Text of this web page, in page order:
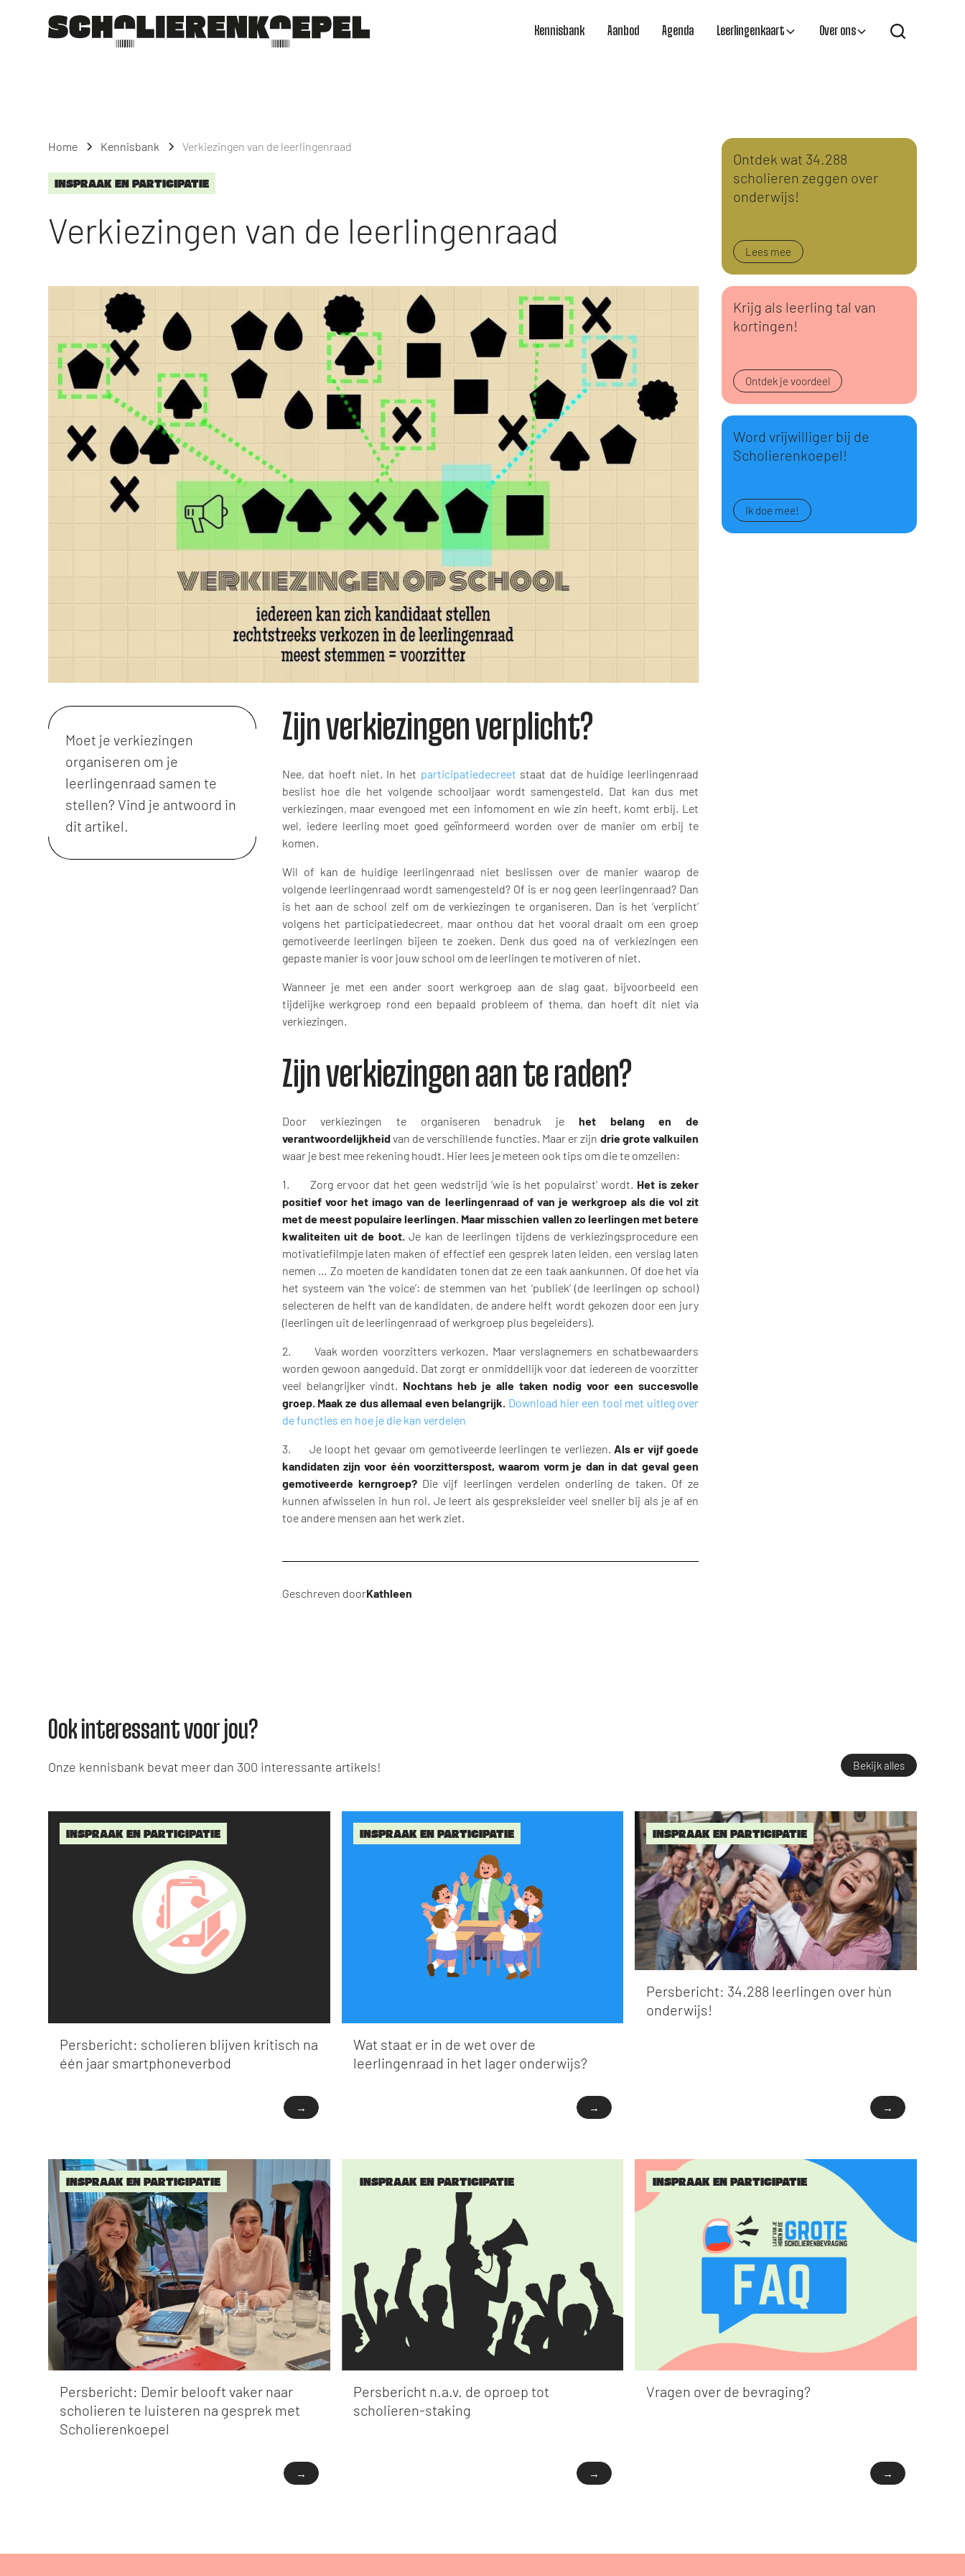
Kennisbank Aanbod Agenda Leerlingenkaart Over ons
Home Kennisbank Verkiezingen van de leerlingenraad
INSPRAAK EN PARTICIPATIE
Verkiezingen van de leerlingenraad
Moet je verkiezingen
organiseren om je
leerlingenraad samen te
stellen? Vind je antwoord in
dit artikel.
Zijn verkiezingen verplicht?
Nee, dat hoeft niet. In het participatiedecreet staat dat de huidige leerlingenraad
beslist hoe die het volgende schooljaar wordt samengesteld. Dat kan dus met
verkiezingen, maar evengoed met een infomoment en wie zin heeft, komt erbij. Let
wel, iedere leerling moet goed geïnformeerd worden over de manier om erbij te
komen.
Wil of kan de huidige leerlingenraad niet beslissen over de manier waarop de
volgende leerlingenraad wordt samengesteld? Of is er nog geen leerlingenraad? Dan
is het aan de school zelf om de verkiezingen te organiseren. Dan is het ‘verplicht’
volgens het participatiedecreet, maar onthou dat het vooral draait om een groep
gemotiveerde leerlingen bijeen te zoeken. Denk dus goed na of verkiezingen een
gepaste manier is voor jouw school om de leerlingen te motiveren of niet.
Wanneer je met een ander soort werkgroep aan de slag gaat, bijvoorbeeld een
tijdelijke werkgroep rond een bepaald probleem of thema, dan hoeft dit niet via
verkiezingen.
Zijn verkiezingen aan te raden?
Door verkiezingen te organiseren benadruk je het belang en de
verantwoordelijkheidvan de verschillende functies. Maar er zijn drie grote valkuilen
waar je best mee rekening houdt. Hier lees je meteen ook tips om die te omzeilen:
1. Zorg ervoor dat het geen wedstrijd ‘wie is het populairst’ wordt. Het is zeker
positief voor het imago van de leerlingenraad of van je werkgroep als die vol zit
met de meest populaire leerlingen. Maar misschien vallen zo leerlingen met betere
kwaliteiten uit de boot.Je kan de leerlingen tijdens de verkiezingsprocedure een
motivatiefilmpje laten maken of effectief een gesprek laten leiden, een verslag laten
nemen … Zo moeten de kandidaten tonen dat ze een taak aankunnen. Of doe het via
het systeem van ‘the voice’: de stemmen van het ‘publiek’ (de leerlingen op school)
selecteren de helft van de kandidaten, de andere helft wordt gekozen door een jury
(leerlingen uit de leerlingenraad of werkgroep plus begeleiders).
2. Vaak worden voorzitters verkozen. Maar verslagnemers en schatbewaarders
worden gewoon aangeduid. Dat zorgt er onmiddellijk voor dat iedereen de voorzitter
veel belangrijker vindt. Nochtans heb je alle taken nodig voor een succesvolle
groep. Maak ze dus allemaal even belangrijk. Download hier een tool met uitleg over
de functies en hoe je die kan verdelen
3. Je loopt het gevaar om gemotiveerde leerlingen te verliezen. Als er vijf goede
kandidaten zijn voor één voorzitterspost, waarom vorm je dan in dat geval geen
gemotiveerde kerngroep? Die vijf leerlingen verdelen onderling de taken. Of ze
kunnen afwisselen in hun rol. Je leert als gespreksleider veel sneller bij als je af en
toe andere mensen aan het werk ziet.
Geschreven doorKathleen
Ontdek wat 34.288
scholieren zeggen over
onderwijs!
Lees mee
Krijg als leerling tal van
kortingen!
Ontdek je voordeel
Word vrijwilliger bij de
Scholierenkoepel!
Ik doe mee!
Ook interessant voor jou?
Onze kennisbank bevat meer dan 300 interessante artikels! Bekijk alles
INSPRAAK EN PARTICIPATIE
Persbericht: scholieren blijven kritisch na
één jaar smartphoneverbod
→
INSPRAAK EN PARTICIPATIE
Wat staat er in de wet over de
leerlingenraad in het lager onderwijs?
→
INSPRAAK EN PARTICIPATIE
Persbericht: 34.288 leerlingen over hùn
onderwijs!
→
INSPRAAK EN PARTICIPATIE
Persbericht: Demir belooft vaker naar
scholieren te luisteren na gesprek met
Scholierenkoepel
→
INSPRAAK EN PARTICIPATIE
Persbericht n.a.v. de oproep tot
scholieren-staking
→
INSPRAAK EN PARTICIPATIE
Vragen over de bevraging?
→